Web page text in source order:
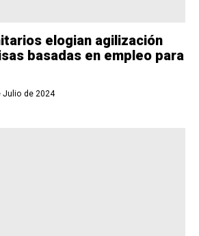
elogian agilización
basadas en empleo para
Julio de 2024